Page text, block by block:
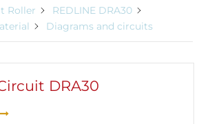
Roller
REDLINE DRA30
Diagrams and circuits
DRA30